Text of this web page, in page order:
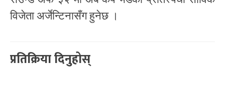
विजेता अर्जेन्टिनासँग हुनेछ ।
प्रतिक्रिया दिनुहोस्